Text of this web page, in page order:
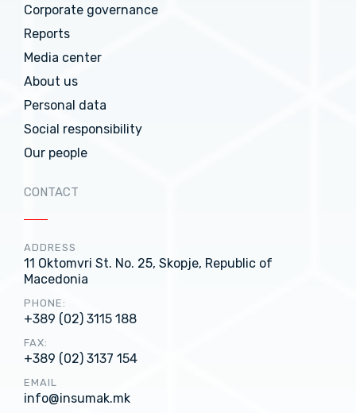
Corporate governance
Reports
Media center
About us
Personal data
Social responsibility
Our people
CONTACT
ADDRESS
11 Oktomvri St. No. 25, Skopje, Republic of
Macedonia
PHONE:
+389 (02) 3115 188
FAX:
+389 (02) 3137 154
EMAIL
info@insumak.mk